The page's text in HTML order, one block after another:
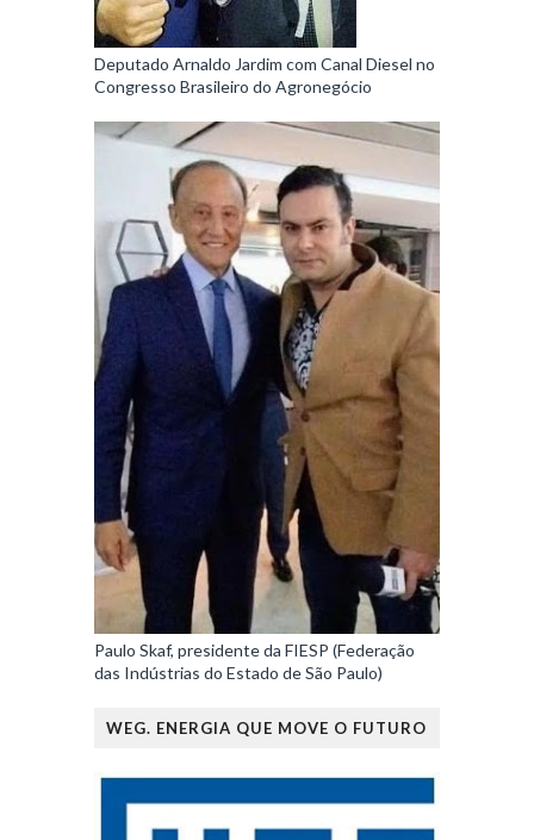
Deputado Arnaldo Jardim com Canal Diesel no
Congresso Brasileiro do Agronegócio
Paulo Skaf, presidente da FIESP (Federação
das Indústrias do Estado de São Paulo)
WEG. ENERGIA QUE MOVE O FUTURO